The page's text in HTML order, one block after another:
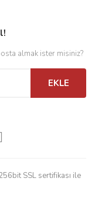
almak ister misiniz?
EKLE
SSL sertifikası ile